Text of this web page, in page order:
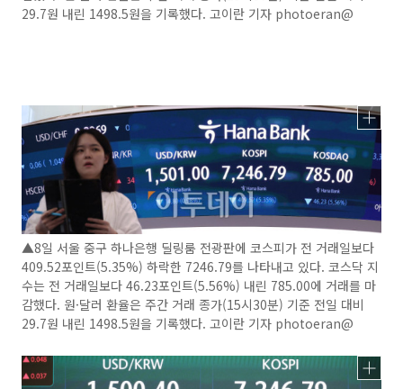
29.7원 내린 1498.5원을 기록했다. 고이란 기자 photoeran@
▲8일 서울 중구 하나은행 딜링룸 전광판에 코스피가 전 거래일보다
409.52포인트(5.35%) 하락한 7246.79를 나타내고 있다. 코스닥 지
수는 전 거래일보다 46.23포인트(5.56%) 내린 785.00에 거래를 마
감했다. 원·달러 환율은 주간 거래 종가(15시30분) 기준 전일 대비
29.7원 내린 1498.5원을 기록했다. 고이란 기자 photoeran@